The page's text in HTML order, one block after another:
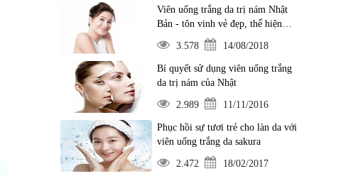
Viên uống trắng da trị nám Nhật
Bản - tôn vinh vẻ đẹp, thể hiện
đẳng cấp
3.578 14/08/2018
Bí quyết sử dụng viên uống trắng
da trị nám của Nhật
2.989 11/11/2016
Phục hồi sự tươi trẻ cho làn da với
viên uống trắng da sakura
2.472 18/02/2017